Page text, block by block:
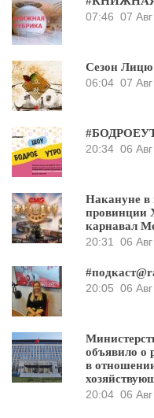
07:46 07
Сезон Лицю
06:04 07
20:34 06
Накануне в
провинции
карнавал
20:31
06
20:05 06
объявило о
в
20:04 06